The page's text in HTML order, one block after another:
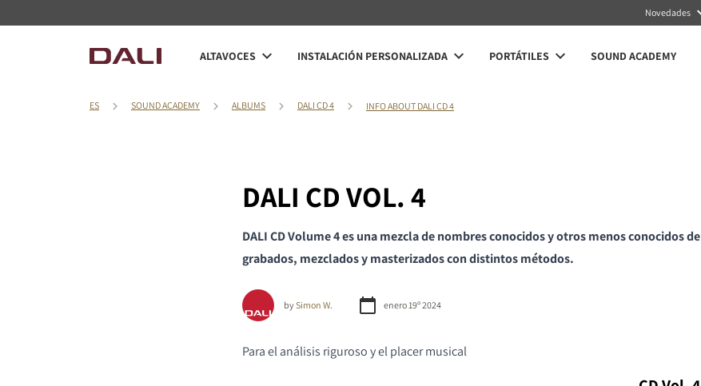
Novedades
ALTAVOCES INSTALACIÓN PERSONALIZADA PORTÁTILES SOUND ACADEMY
ES SOUND ACADEMY ALBUMS DALI CD 4 INFO ABOUT DALI CD 4
DALI CD VOL. 4
DALI CD Volume 4 es una mezcla de nombres conocidos y otros menos conocidos
grabados, mezclados y masterizados con distintos métodos.
bySimon W. enero 19º 2024
Para el análisis riguroso y el placer musical